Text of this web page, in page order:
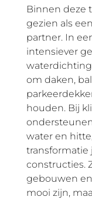
Binnen deze
gezien als
partner. In
intensiever
om daken,
houden. Bij
water en
transformatie
constructies.
gebouwen
mooi zijn,